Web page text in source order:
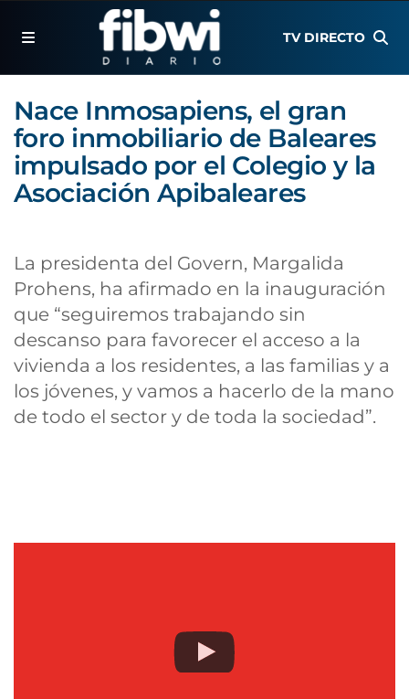
TV DIRECTO
Nace Inmosapiens, el gran
foro inmobiliario de Baleares
impulsado por el Colegio y la
Asociación Apibaleares
La presidenta del Govern, Margalida
Prohens, ha afirmado en la inauguración
que “seguiremos trabajando sin
descanso para favorecer el acceso a la
vivienda a los residentes, a las familias y a
los jóvenes, y vamos a hacerlo de la mano
de todo el sector y de toda la sociedad”.